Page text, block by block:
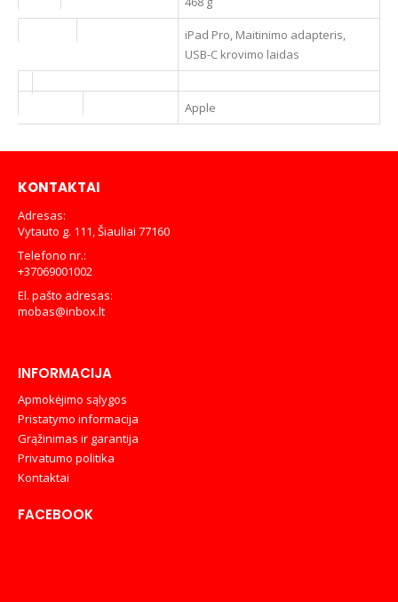
iPad Pro, Maitinimo adapteris,
USB-C krovimo laidas
Apple
KONTAKTAI
Adresas:
Vytauto g. 111, Šiauliai 77160
Telefono nr.:
+37069001002
El. pašto adresas:
mobas@inbox.lt
INFORMACIJA
Apmokėjimo sąlygos
Pristatymo informacija
Grąžinimas ir garantija
Privatumo politika
Kontaktai
FACEBOOK